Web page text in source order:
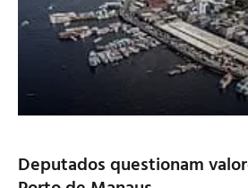
Deputados questionam